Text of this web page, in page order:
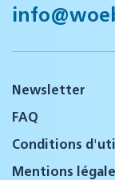
Newsletter
FAQ
Conditions
Mentions